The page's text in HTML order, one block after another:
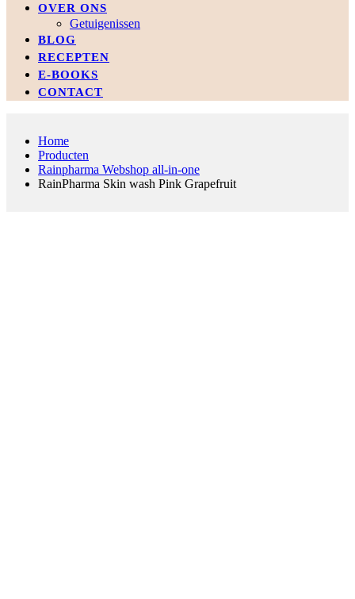
OVER ONS
Getuigenissen
BLOG
RECEPTEN
E-BOOKS
CONTACT
Home
Producten
Rainpharma Webshop all-in-one
RainPharma Skin wash Pink Grapefruit